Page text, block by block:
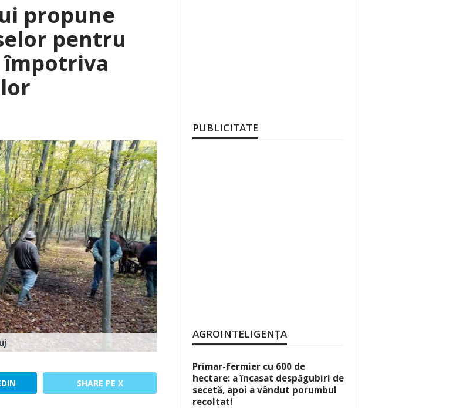
propune
pentru
SHARE PE X
PUBLICITATE
AGROINTELIGENȚA
Primar-fermier cu 600 de
hectare: a încasat despăgubiri de
secetă, apoi a vândut porumbul
recoltat!